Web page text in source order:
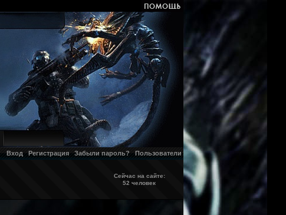
Вход Регистрация Забыли пароль? Пользователи
Сейчас на сайте:
52 человек